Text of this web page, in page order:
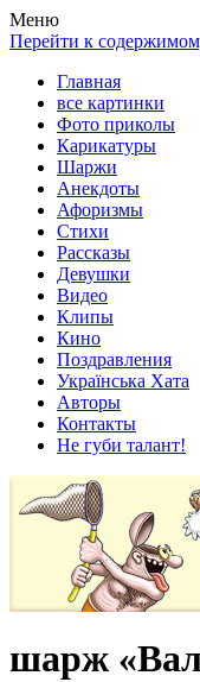
Весела хата —
клипы!
Покажем всем ваши
рассказы, видео и
Меню
Перейти к
Главная
все картинки
Фото приколы
Карикатуры
Шаржи
Анекдоты
Афоризмы
Стихи
Рассказы
Девушки
Видео
Клипы
Кино
Поздравления
Українська Хата
Авторы
Контакты
Не губи талант!
шарж